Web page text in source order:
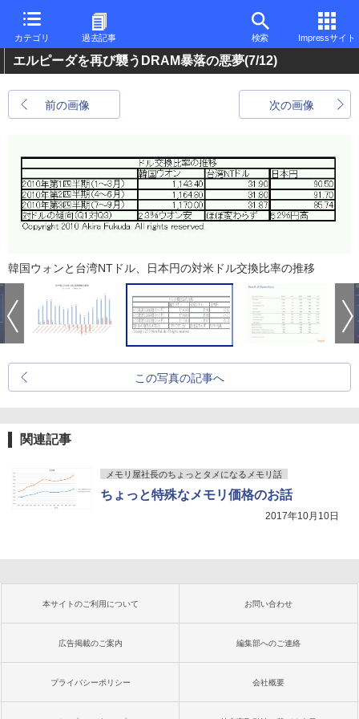
カテゴリ 過去記事 検索 Impressサイト
エルピーダを再び襲うDRAM暴落の悪夢(7/12)
前の画像 次の画像
韓国ウォンと台湾NTドル、日本円の対米ドル交換比率の推移
この写真の記事へ
関連記事
メモリ屋社長のちょっとタメになるメモリ話
ちょっと特殊なメモリ価格のお話
2017年10月10日
本サイトのご利用について お問い合わせ
広告掲載のご案内 編集部へのご連絡
プライバシーポリシー 会社概要